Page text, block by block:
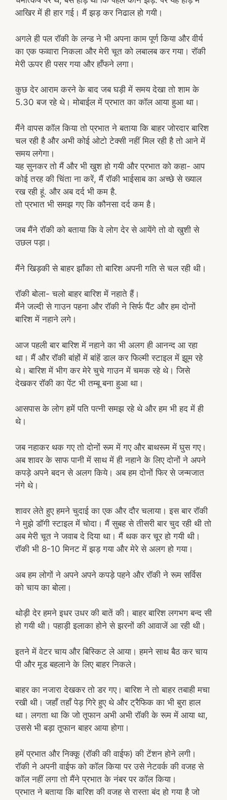
आखिर में ही हार गई। मैं झड़ कर निढाल हो गयी।
अगले ही पल रॉकी के लन्ड ने भी अपना काम पूर्ण किया और वीर्य
का एक फव्वारा निकला और मेरी चूत को लबालब कर गया। रॉकी
मेरी ऊपर ही पसर गया और हाँफने लगा।
कुछ देर आराम करने के बाद जब घड़ी में समय देखा तो शाम के
5.30 बज रहे थे। मोबाईल में प्रभात का कॉल आया हुआ था।
मैंने वापस कॉल किया तो प्रभात ने बताया कि बाहर जोरदार बारिश
चल रही है और अभी कोई ओटो टेक्सी नहीं मिल रही है तो आने में
समय लगेगा।
यह सुनकर तो मैं और भी खुश हो गयी और प्रभात को कहा- आप
कोई तरह की चिंता ना करें, मैं रॉकी भाईसाब का अच्छे से ख्याल
रख रही हूं. और अब दर्द भी कम है.
तो प्रभात भी समझ गए कि कौनसा दर्द कम है।
जब मैंने रॉकी को बताया कि वे लोग देर से आयेंगे तो वो खुशी से
उछल पड़ा।
मैंने खिड़की से बाहर झाँका तो बारिश अपनी गति से चल रही थी।
रॉकी बोला- चलो बाहर बारिश में नहाते हैं।
मैंने जल्दी से गाउन पहना और रॉकी ने सिर्फ पैंट और हम दोनों
बारिश में नहाने लगे।
आज पहली बार बारिश में नहाने का भी अलग ही आनन्द आ रहा
था। मैं और रॉकी बांहों में बांहें डाल कर फिल्मी स्टाइल में झूम रहे
थे। बारिश में भीग कर मेरे चुचे गाउन में चमक रहे थे। जिसे
देखकर रॉकी का पेंट भी तम्बू बना हुआ था।
आसपास के लोग हमें पति पत्नी समझ रहे थे और हम भी हद में ही
थे।
जब नहाकर थक गए तो दोनों रूम में गए और बाथरूम में घुस गए।
अब शावर के साफ पानी में साथ में ही नहाने के लिए दोनों ने अपने
कपड़े अपने बदन से अलग किये। अब हम दोनों फिर से जन्मजात
नंगे थे।
शावर लेते हुए हमने चुदाई का एक और दौर चलाया। इस बार रॉकी
ने मुझे डॉगी स्टाइल में चोदा। मैं सुबह से तीसरी बार चुद रही थी तो
अब मेरी चूत ने जवाब दे दिया था। मैं थक कर चूर हो गयी थी।
रॉकी भी 8-10 मिनट में झड़ गया और मेरे से अलग हो गया।
अब हम लोगों ने अपने अपने कपड़े पहने और रॉकी ने रूम सर्विस
को चाय का बोला।
थोड़ी देर हमने इधर उधर की बातें की। बाहर बारिश लगभग बन्द सी
हो गयी थी। पहाड़ी इलाका होने से झरनों की आवाजें आ रही थी।
इतने में वेटर चाय और बिस्किट ले आया। हमने साथ बैठ कर चाय
पी और मूड बहलाने के लिए बाहर निकले।
बाहर का नजारा देखकर तो डर गए। बारिश ने तो बाहर तबाही मचा
रखी थी। जहाँ तहाँ पेड़ गिरे हुए थे और ट्रैफिक का भी बुरा हाल
था। लगता था कि जो तूफान अभी अभी रॉकी के रूम में आया था,
उससे भी बड़ा तूफान बाहर आया होगा।
हमें प्रभात और निक्कू (रॉकी की वाईफ) की टेंशन होने लगी।
रॉकी ने अपनी वाईफ को कॉल किया पर उसे नेटवर्क की वजह से
कॉल नहीं लगा तो मैंने प्रभात के नंबर पर कॉल किया।
प्रभात ने बताया कि बारिश की वजह से रास्ता बंद हो गया है जो